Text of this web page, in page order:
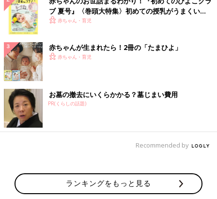
ブ 夏号』〈巻頭大特集〉初めての授乳がうまくい
く！ おっぱい・ミルクの基本と夏のトラブル 解決テ
赤ちゃん・育児
赤ちゃんが生まれたら！2冊の「たまひよ」
赤ちゃん・育児
お墓の撤去にいくらかかる？墓じまい費用
PR(くらしの話題)
Recommended by
ランキングをもっと見る